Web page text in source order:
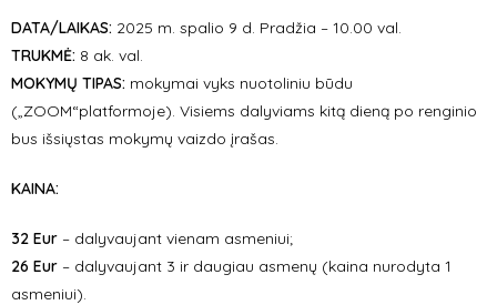
DATA/LAIKAS: 2025 m. spalio 9 d. Pradžia – 10.00 val.
TRUKMĖ: 8 ak. val.
MOKYMŲ TIPAS: mokymai vyks nuotoliniu būdu
(„ZOOM“platformoje). Visiems dalyviams kitą dieną po renginio
bus išsiųstas mokymų vaizdo įrašas.
KAINA:
32 Eur – dalyvaujant vienam asmeniui;
26 Eur – dalyvaujant 3 ir daugiau asmenų (kaina nurodyta 1
asmeniui).